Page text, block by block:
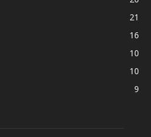
21
16
10
10
9